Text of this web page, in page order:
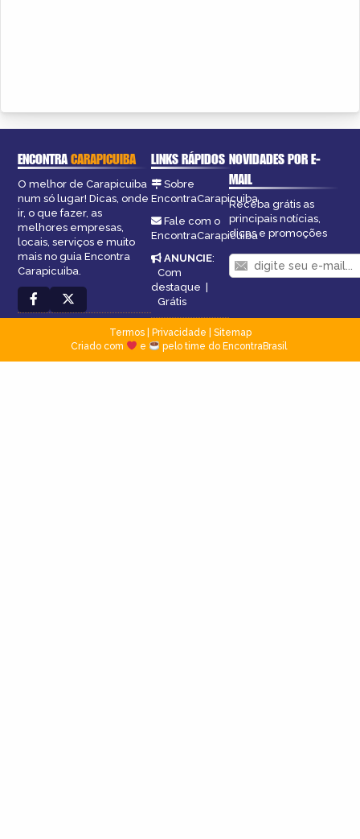
ENCONTRACARAPICUIBA
O melhor de Carapicuiba
num só lugar! Dicas, onde
ir, o que fazer, as
melhores empresas,
locais, serviços e muito
mais no guia Encontra
Carapicuiba.
LINKS RÁPIDOS
Sobre
EncontraCarapicuiba
Fale com o
EncontraCarapicuiba
ANUNCIE:
Com
destaque |
Grátis
NOVIDADES POR E-
MAIL
Receba grátis as
principais notícias,
dicas e promoções
Termos| Privacidade
Sitemap
Criado com
e pelo time do EncontraBrasil